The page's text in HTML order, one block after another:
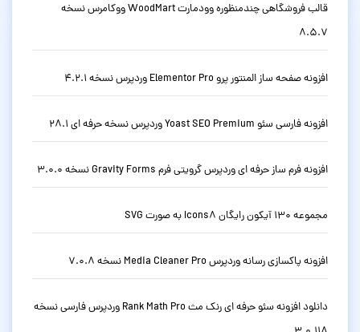
قالب فروشگاهی چندمنظوره وودمارت WoodMart ووکامرس نسخه
8.5.7
افزونه صفحه ساز المنتور پرو Elementor Pro وردپرس نسخه 4.2.1
افزونه فارسی سئو Yoast SEO Premium وردپرس نسخه حرفه ای 28.1
افزونه فرم ساز حرفه ای وردپرس گرویتی فرم Gravity Forms نسخه 3.0.0
مجموعه 130 آیکون رایگان Icons8 به صورت SVG
افزونه پاکسازی رسانه وردپرس Media Cleaner Pro نسخه 7.0.8
دانلود افزونه سئو حرفه ای رنک مث Rank Math Pro وردپرس فارسی نسخه